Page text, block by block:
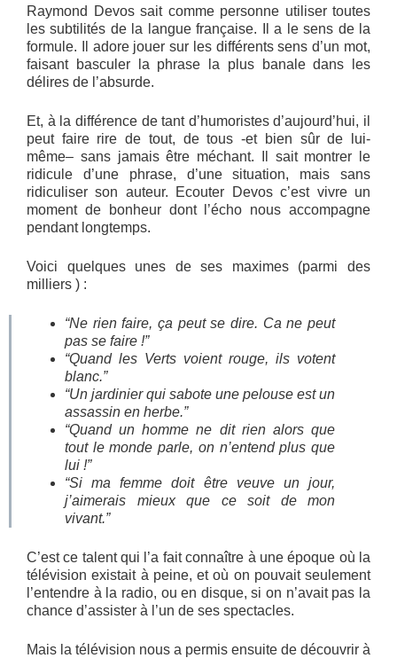
Raymond Devos sait comme personne utiliser toutes
les subtilités de la langue française. Il a le sens de la
formule. Il adore jouer sur les différents sens d’un mot,
faisant basculer la phrase la plus banale dans les
délires de l’absurde.
Et, à la différence de tant d’humoristes d’aujourd’hui, il
peut faire rire de tout, de tous -et bien sûr de lui-
même– sans jamais être méchant. Il sait montrer le
ridicule d’une phrase, d’une situation, mais sans
ridiculiser son auteur. Ecouter Devos c’est vivre un
moment de bonheur dont l’écho nous accompagne
pendant longtemps.
Voici quelques unes de ses maximes (parmi des
milliers ) :
“Ne rien faire, ça peut se dire. Ca ne peut
pas se faire !”
“Quand les Verts voient rouge, ils votent
blanc.”
“Un jardinier qui sabote une pelouse est un
assassin en herbe.”
“Quand un homme ne dit rien alors que
tout le monde parle, on n’entend plus que
lui !”
“Si ma femme doit être veuve un jour,
j’aimerais mieux que ce soit de mon
vivant.”
C’est ce talent qui l’a fait connaître à une époque où la
télévision existait à peine, et où on pouvait seulement
l’entendre à la radio, ou en disque, si on n’avait pas la
chance d’assister à l’un de ses spectacles.
Mais la télévision nous a permis ensuite de découvrir à